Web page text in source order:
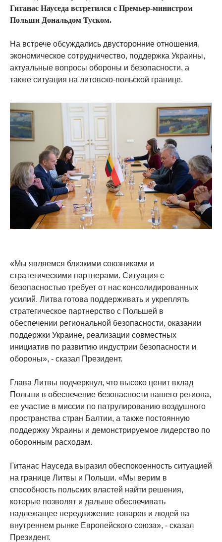
Гитанас Науседа встретился с Премьер-министром
Польши Дональдом Туском.
На встрече обсуждались двусторонние отношения,
экономическое сотрудничество, поддержка Украины,
актуальные вопросы обороны и безопасности, а
также ситуация на литовско-польской границе.
«Мы являемся близкими союзниками и
стратегическими партнерами. Ситуация с
безопасностью требует от нас консолидированных
усилий. Литва готова поддерживать и укреплять
стратегическое партнерство с Польшей в
обеспечении региональной безопасности, оказании
поддержки Украине, реализации совместных
инициатив по развитию индустрии безопасности и
обороны», - сказал Президент.
Глава Литвы подчеркнул, что высоко ценит вклад
Польши в обеспечение безопасности нашего региона,
ее участие в миссии по патрулированию воздушного
пространства стран Балтии, а также постоянную
поддержку Украины и демонстрируемое лидерство по
оборонным расходам.
Гитанас Науседа выразил обеспокоенность ситуацией
на границе Литвы и Польши. «Мы верим в
способность польских властей найти решения,
которые позволят и дальше обеспечивать
надлежащее передвижение товаров и людей на
внутреннем рынке Европейского союза», - сказал
Президент.